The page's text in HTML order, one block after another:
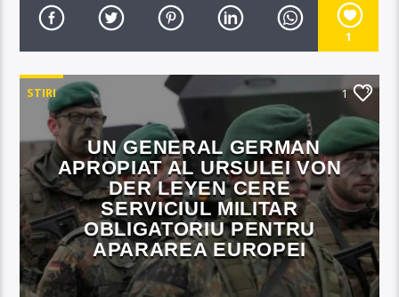
1
STIRI 1
UN GENERAL GERMAN
APROPIAT AL URSULEI VON
DER LEYEN CERE
SERVICIUL MILITAR
OBLIGATORIU PENTRU
APARAREA EUROPEI